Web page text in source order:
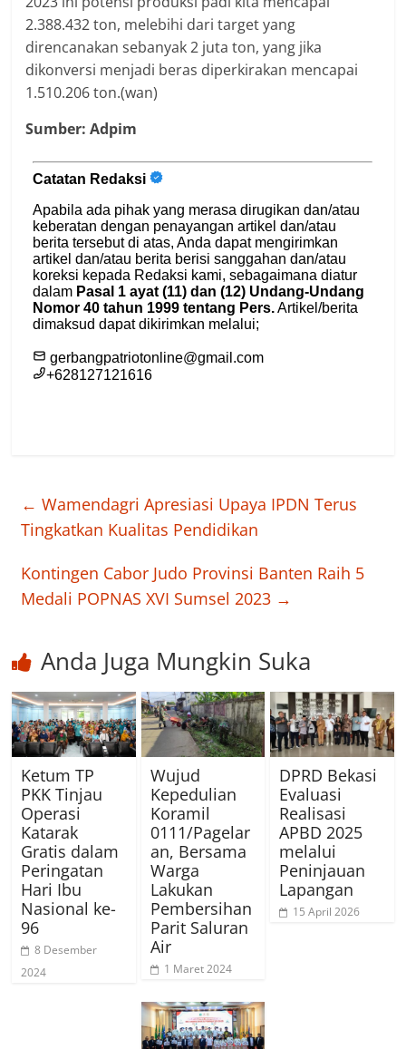
2.388.432 ton, melebihi dari target yang
direncanakan sebanyak 2 juta ton, yang jika
dikonversi menjadi beras diperkirakan mencapai
1.510.206 ton.(wan)
Sumber: Adpim
← Wamendagri Apresiasi Upaya IPDN Terus
Tingkatkan Kualitas Pendidikan
Kontingen Cabor Judo Provinsi Banten Raih 5
Medali POPNAS XVI Sumsel 2023 →
Anda Juga Mungkin Suka
Ketum TP
PKK Tinjau
Operasi
Katarak
Gratis dalam
Peringatan
Hari Ibu
Nasional ke-
96
8 Desember
2024
Wujud
Kepedulian
Koramil
0111/Pagelar
an, Bersama
Warga
Lakukan
Pembersihan
Parit Saluran
Air
1 Maret 2024
DPRD Bekasi
Evaluasi
Realisasi
APBD 2025
melalui
Peninjauan
Lapangan
15 April 2026